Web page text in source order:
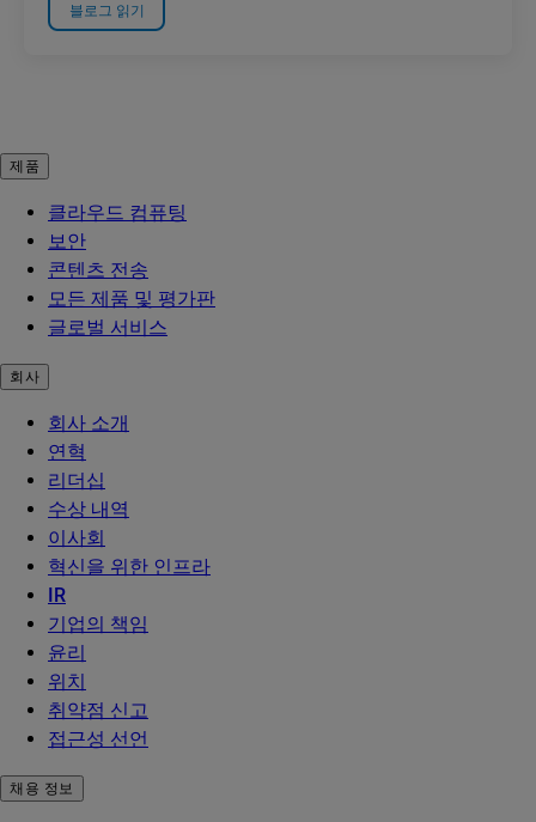
블로그 읽기
제품
클라우드 컴퓨팅
보안
콘텐츠 전송
모든 제품 및 평가판
글로벌 서비스
회사
회사 소개
연혁
리더십
수상 내역
이사회
혁신을 위한 인프라
IR
기업의 책임
윤리
위치
취약점 신고
접근성 선언
채용 정보